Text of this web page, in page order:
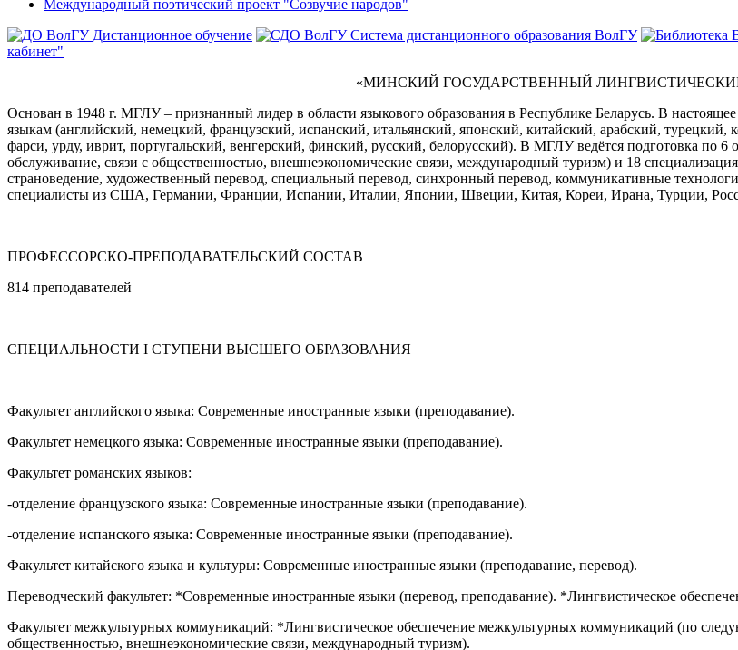
Международный поэтический проект "Созвучие народов"
Дистанционное обучение
Система дистанционного образования ВолГУ
кабинет"
«МИНСКИЙ ГОСУДАРСТВЕННЫЙ
Основан в 1948 г. МГЛУ – признанный лидер в области языкового образования в Республике Беларусь. В
языкам (английский, немецкий, французский, испанский, итальянский, японский, китайский, арабский,
фарси, урду, иврит, португальский, венгерский, финский, русский, белорусский). В МГЛУ ведётся подготовка по
обслуживание, связи с общественностью, внешнеэкономические связи, международный туризм) и 18
страноведение, художественный перевод, специальный перевод, синхронный перевод, коммуникативные
специалисты из США, Германии, Франции, Испании, Италии, Японии, Швеции, Китая, Кореи, Ирана, Турции,
ПРОФЕССОРСКО-ПРЕПОДАВАТЕЛЬСКИЙ СОСТАВ
814 преподавателей
СПЕЦИАЛЬНОСТИ I СТУПЕНИ ВЫСШЕГО ОБРАЗОВАНИЯ
Факультет английского языка: Современные иностранные языки (преподавание).
Факультет немецкого языка: Современные иностранные языки (преподавание).
Факультет романских языков:
-отделение французского языка: Современные иностранные языки (преподавание).
-отделение испанского языка: Современные иностранные языки (преподавание).
Факультет китайского языка и культуры: Современные иностранные языки (преподавание, перевод).
Переводческий факультет: *Современные иностранные языки (перевод, преподавание). *Лингвистическое
Факультет межкультурных коммуникаций: *Лингвистическое обеспечение межкультурных коммуникаций (по
общественностью, внешнеэкономические связи, международный туризм).